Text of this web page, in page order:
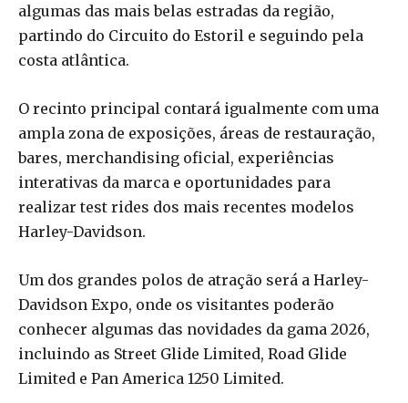
algumas das mais belas estradas da região,
partindo do Circuito do Estoril e seguindo pela
costa atlântica.
O recinto principal contará igualmente com uma
ampla zona de exposições, áreas de restauração,
bares, merchandising oficial, experiências
interativas da marca e oportunidades para
realizar test rides dos mais recentes modelos
Harley-Davidson.
Um dos grandes polos de atração será a Harley-
Davidson Expo, onde os visitantes poderão
conhecer algumas das novidades da gama 2026,
incluindo as Street Glide Limited, Road Glide
Limited e Pan America 1250 Limited.